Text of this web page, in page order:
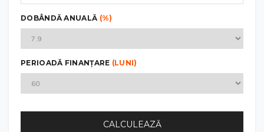
DOBÂNDĂ ANUALĂ (%)
PERIOADĂ FINANȚARE (LUNI)
CALCULEAZĂ